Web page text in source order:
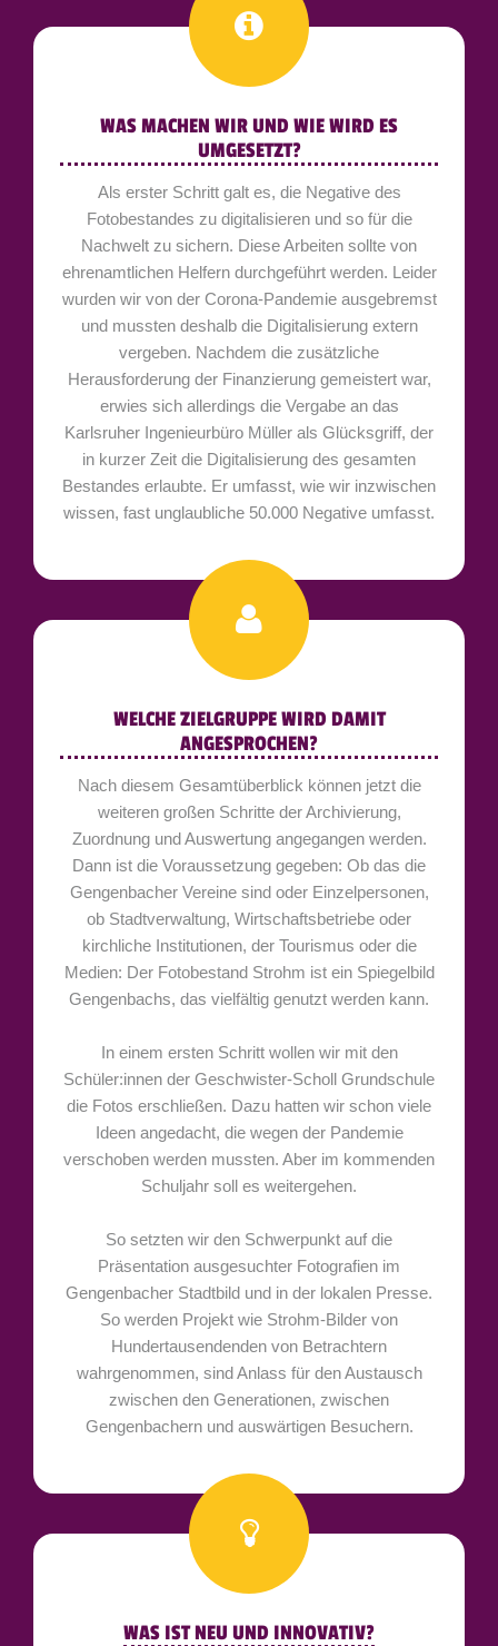
WAS MACHEN WIR UND WIE WIRD ES
UMGESETZT?
Als erster Schritt galt es, die Negative des
Fotobestandes zu digitalisieren und so für die
Nachwelt zu sichern. Diese Arbeiten sollte von
ehrenamtlichen Helfern durchgeführt werden. Leider
wurden wir von der Corona-Pandemie ausgebremst
und mussten deshalb die Digitalisierung extern
vergeben. Nachdem die zusätzliche
Herausforderung der Finanzierung gemeistert war,
erwies sich allerdings die Vergabe an das
Karlsruher Ingenieurbüro Müller als Glücksgriff, der
in kurzer Zeit die Digitalisierung des gesamten
Bestandes erlaubte. Er umfasst, wie wir inzwischen
wissen, fast unglaubliche 50.000 Negative umfasst.
WELCHE ZIELGRUPPE WIRD DAMIT
ANGESPROCHEN?
Nach diesem Gesamtüberblick können jetzt die
weiteren großen Schritte der Archivierung,
Zuordnung und Auswertung angegangen werden.
Dann ist die Voraussetzung gegeben: Ob das die
Gengenbacher Vereine sind oder Einzelpersonen,
ob Stadtverwaltung, Wirtschaftsbetriebe oder
kirchliche Institutionen, der Tourismus oder die
Medien: Der Fotobestand Strohm ist ein Spiegelbild
Gengenbachs, das vielfältig genutzt werden kann.
In einem ersten Schritt wollen wir mit den
Schüler:innen der Geschwister-Scholl Grundschule
die Fotos erschließen. Dazu hatten wir schon viele
Ideen angedacht, die wegen der Pandemie
verschoben werden mussten. Aber im kommenden
Schuljahr soll es weitergehen.
So setzten wir den Schwerpunkt auf die
Präsentation ausgesuchter Fotografien im
Gengenbacher Stadtbild und in der lokalen Presse.
So werden Projekt wie Strohm-Bilder von
Hundertausendenden von Betrachtern
wahrgenommen, sind Anlass für den Austausch
zwischen den Generationen, zwischen
Gengenbachern und auswärtigen Besuchern.
WAS IST NEU UND INNOVATIV?